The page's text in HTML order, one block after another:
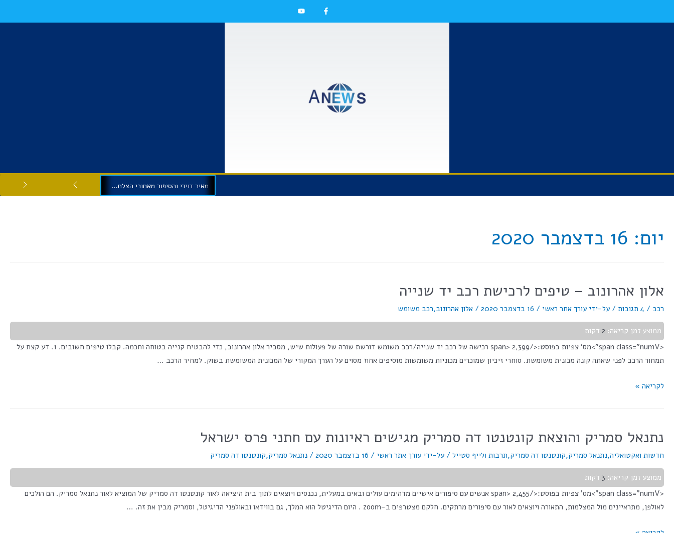
מאיר דוידי והסיפור מאחורי הצלחתה של ניצנים אחזקות ופיננסים
יום: 16 בדצמבר 2020
אלון אהרונוב – טיפים לרכישת רכב יד שנייה
רכב / 4 תגובות / על-ידי עורך אתר ראשי / 16 בדצמבר 2020 / אלון אהרונוב,רכב משומש
ממוצע זמן קריאה: 2 דקות
<span class="numV">מס' צפיות בפוסט:</span> 2,399 רכישה של רכב יד שנייה/רכב משומש דורשת שורה של פעולות שיש, מסביר אלון אהרונוב, כדי להבטיח קנייה בטוחה וחכמה. קבלו טיפים חשובים. 1. דע קצת על
תמחור הרכב לפני שאתה קונה מכונית משומשת. סוחרי זיכיון שמוכרים מכוניות משומשות מוסיפים אחוז מסוים על הערך המקורי של המכונית המשומשת בשוק. למחיר הרכב …
לקריאה »
נתנאל סמריק והוצאת קונטנטו דה סמריק מגישים ראיונות עם חתני פרס ישראל
חדשות ואקטואליה,נתנאל סמריק,קונטנטו דה סמריק,תרבות ולייף סטייל / על-ידי עורך אתר ראשי / 16 בדצמבר 2020 / נתנאל סמריק,קונטנטו דה סמריק
ממוצע זמן קריאה: 3 דקות
<span class="numV">מס' צפיות בפוסט:</span> 2,455 אנשים עם סיפורים אישיים מדהימים עולים ובאים במעלית, נכנסים ויוצאים לתוך בית היציאה לאור קונטנטו דה סמריק של המוציא לאור נתנאל סמריק. הם הולכים
לאולפן, מתראיינים מול המצלמות, התאורה ויוצאים לאור עם סיפורים מרתקים. חלקם מצטרפים ב-zoom . היום הדיגיטל הוא המלך, גם בווידאו ובאולפני הדיגיטל, וסמריק מבין את זה. …